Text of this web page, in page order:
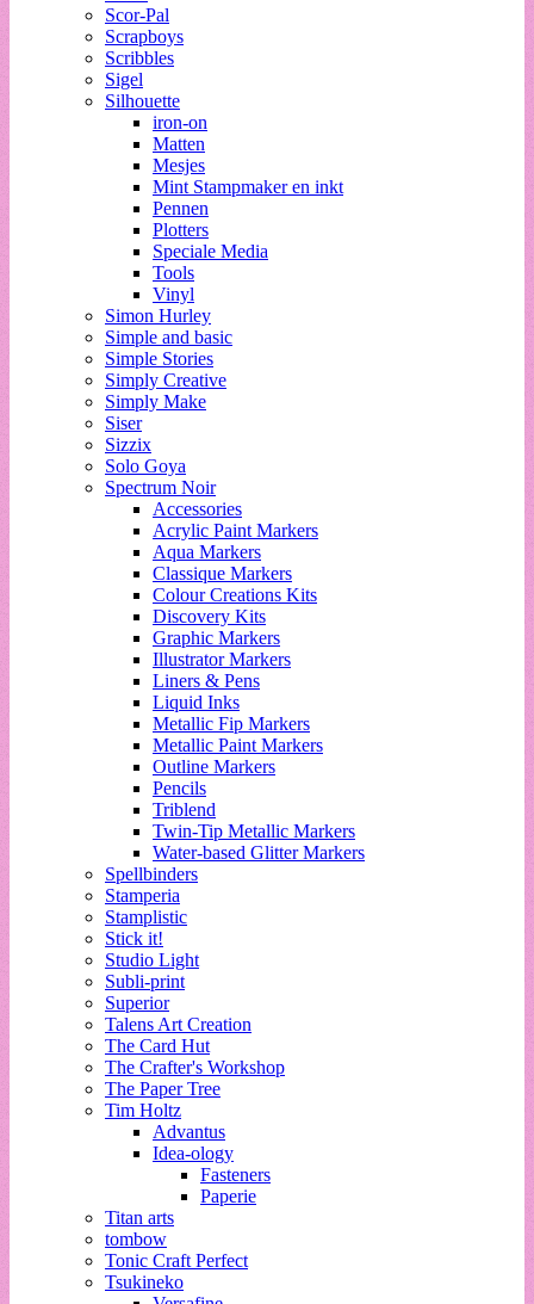
Scor-Pal
Scrapboys
Scribbles
Sigel
Silhouette
iron-on
Matten
Mesjes
Mint Stampmaker en inkt
Pennen
Plotters
Speciale Media
Tools
Vinyl
Simon Hurley
Simple and basic
Simple Stories
Simply Creative
Simply Make
Siser
Sizzix
Solo Goya
Spectrum Noir
Accessories
Acrylic Paint Markers
Aqua Markers
Classique Markers
Colour Creations Kits
Discovery Kits
Graphic Markers
Illustrator Markers
Liners & Pens
Liquid Inks
Metallic Fip Markers
Metallic Paint Markers
Outline Markers
Pencils
Triblend
Twin-Tip Metallic Markers
Water-based Glitter Markers
Spellbinders
Stamperia
Stamplistic
Stick it!
Studio Light
Subli-print
Superior
Talens Art Creation
The Card Hut
The Crafter's Workshop
The Paper Tree
Tim Holtz
Advantus
Idea-ology
Fasteners
Paperie
Titan arts
tombow
Tonic Craft Perfect
Tsukineko